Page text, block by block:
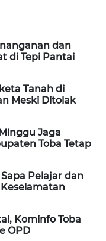
dan
di Tepi Pantai
Tanah di
Meski Ditolak
Jaga
Toba Tetap
Pelajar dan
Kominfo Toba
OPD